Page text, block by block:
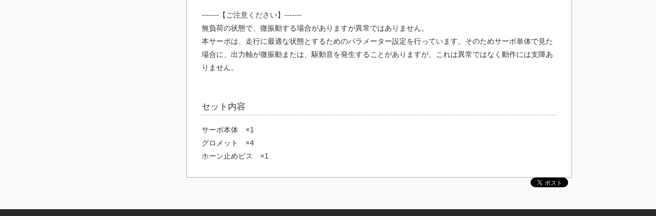
-------【ご注意ください】-------
無負荷の状態で、微振動する場合がありますが異常ではありません。
本サーボは、走行に最適な状態とするためのパラメーター設定を行っています。そのためサーボ単体で見た
場合に、出力軸が微振動または、駆動音を発生することがありますが、これは異常ではなく動作には支障あ
りません。
セット内容
サーボ本体 ×1
グロメット ×4
ホーン止めビス ×1